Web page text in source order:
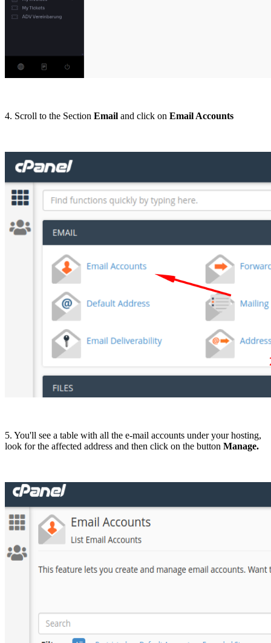
4. Scroll to the Section Email and click on Email Accounts
5. You'll see a table with all the e-mail accounts under your hosting,
look for the affected address and then click on the button Manage.